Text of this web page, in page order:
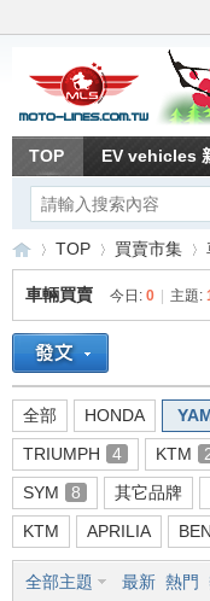
TOP EV vehicles
車
»
TOP 買賣市集
車輛買賣 今日: 0 主題:
全部 HONDA
TRIUMPH
4 KTM
SYM
8 其它品牌
KTM
APRILIA
全部主題 最新 熱門